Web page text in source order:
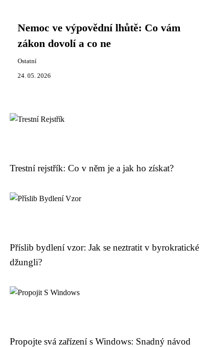
Nemoc ve výpovědní lhůtě: Co vám
zákon dovolí a co ne
Ostatní
24. 05. 2026
Trestní rejstřík: Co v něm je a jak ho získat?
Příslib bydlení vzor: Jak se neztratit v byrokratické
džungli?
Propojte svá zařízení s Windows: Snadný návod